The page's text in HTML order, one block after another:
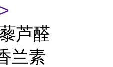
芦醛
兰素